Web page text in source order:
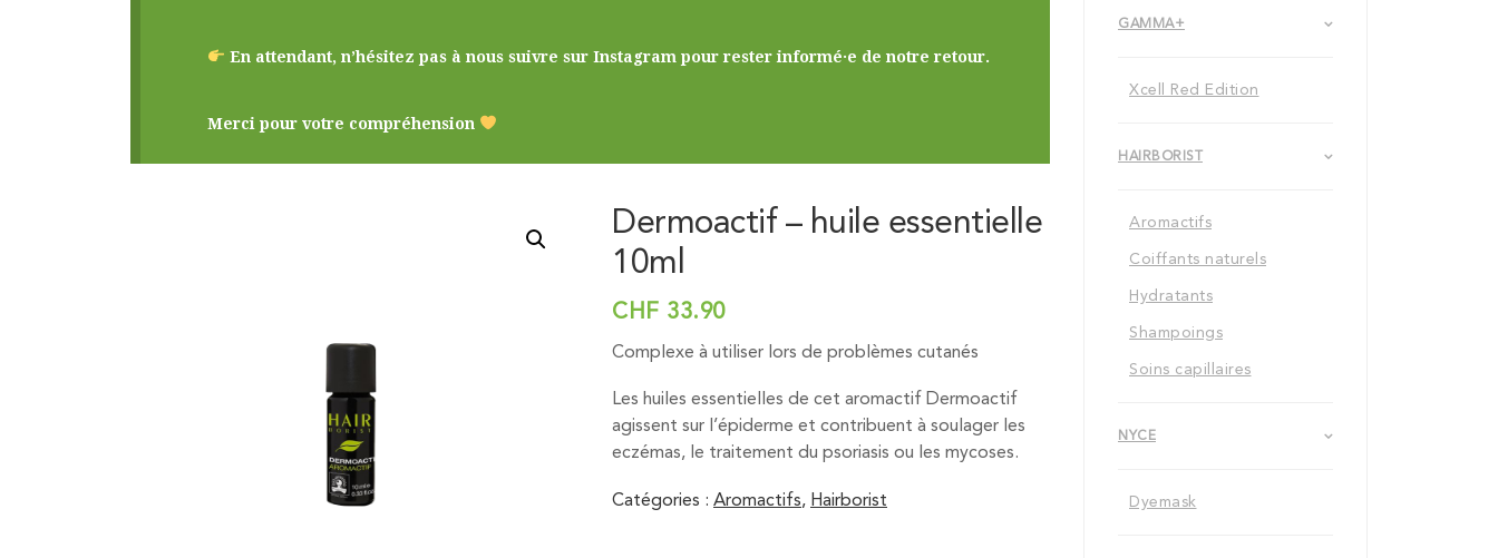
En attendant, n’hésitez pas à nous suivre sur Instagram pour rester informé·e de notre retour.
Merci pour votre compréhension
Dermoactif – huile essentielle
10ml
CHF 33.90
Complexe à utiliser lors de problèmes cutanés
Les huiles essentielles de cet aromactif Dermoactif
agissent sur l’épiderme et contribuent à soulager les
eczémas, le traitement du psoriasis ou les mycoses.
Catégories : Aromactifs, Hairborist
GAMMA+
Xcell Red Edition
HAIRBORIST
Aromactifs
Coiffants naturels
Hydratants
Shampoings
Soins capillaires
NYCE
Dyemask